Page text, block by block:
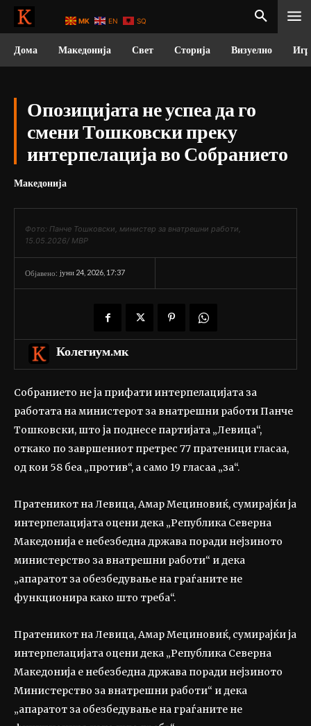
Дома Македонија Свет Сторија Визуелно
Опозицијата не успеа да го
смени Тошковски преку
интерпелација во Собранието
Македонија
Фото: Панче Тошковски, министер за внатрешни работи,
15.05.2026/ МВР
Објавено: јуни 24, 2026, 17:37
Колегиум.мк
Собранието не ја прифати интерпелацијата за
работата на министерот за внатрешни работи Панче
Тошковски, што ја поднесе партијата „Левица“,
откако по завршениот претрес 77 пратеници гласаа,
од кои 58 беа „против“, а само 19 гласаа „за“.
Пратеникот на Левица, Амар Мециновиќ, сумирајќи ја
интерпелацијата оцени дека „Република Северна
Македонија е небезбедна држава поради нејзиното
министерство за внатрешни работи“ и дека
„апаратот за обезбедување на граѓаните не
функционира како што треба“.
Пратеникот на Левица, Амар Мециновиќ, сумирајќи ја
интерпелацијата оцени дека „Република Северна
Македонија е небезбедна држава поради нејзиното
Министерство за внатрешни работи“ и дека
„апаратот за обезбедување на граѓаните не
MK EN SQ